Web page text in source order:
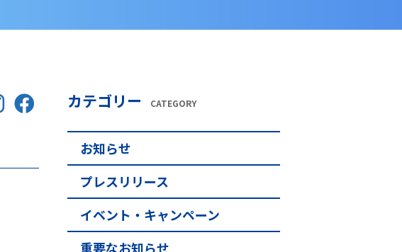
カテゴリー CATEGORY
お知らせ
プレスリリース
イベント・キャンペーン
重要なお知らせ